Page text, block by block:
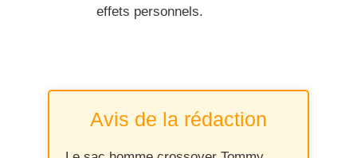
effets personnels.
Avis de la rédaction